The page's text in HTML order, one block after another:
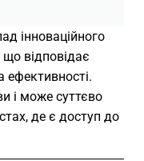
інноваційного
що відповідає
ефективності.
і може суттєво
де є доступ до